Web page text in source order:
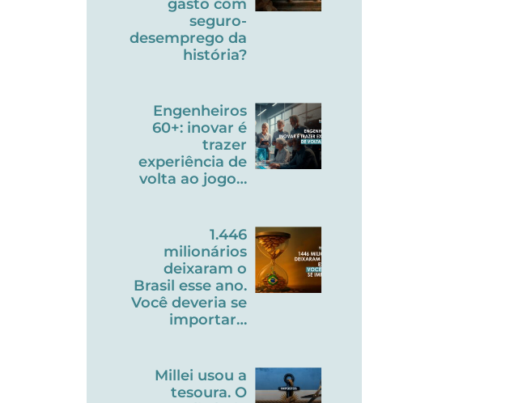
gasto com
seguro-
desemprego da
história?
Engenheiros
60+: inovar é
trazer
experiência de
volta ao jogo…
1.446
milionários
deixaram o
Brasil esse ano.
Você deveria se
importar…
Millei usou a
tesoura. O